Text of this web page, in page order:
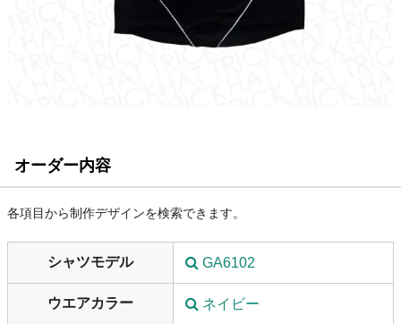
オーダー内容
各項目から制作デザインを検索できます。
シャツモデル GA6102
ウエアカラー ネイビー